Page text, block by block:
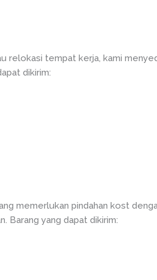
relokasi tempat kerja, kami
dikirim:
memerlukan pindahan kost
Barang yang dapat dikirim: